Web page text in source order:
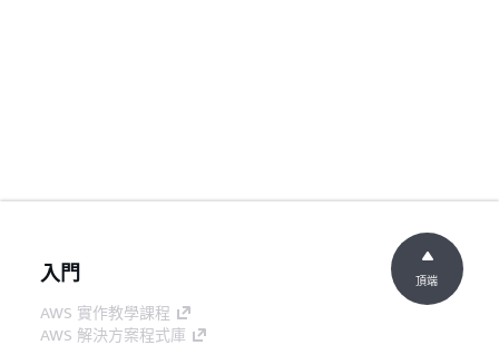
入門
AWS 實作教學課程
AWS 解決方案程式庫
頂端